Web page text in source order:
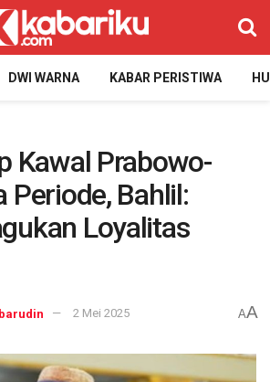
DWI WARNA KABAR PERISTIWA
Kawal Prabowo-
Periode, Bahlil:
Loyalitas
2 Mei 2025 AA